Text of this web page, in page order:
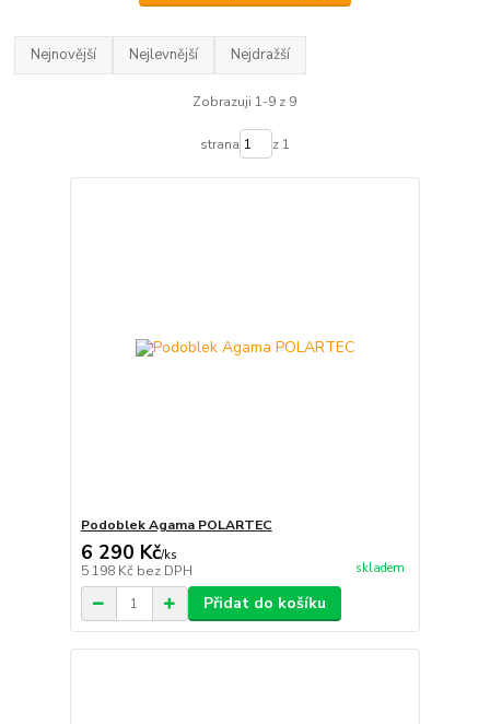
Nejnovější Nejlevnější Nejdražší
Zobrazuji 1-9 z 9
strana z 1
Podoblek Agama POLARTEC
6 290 Kč/ks
5 198 Kč bez DPH skladem
Přidat do košíku